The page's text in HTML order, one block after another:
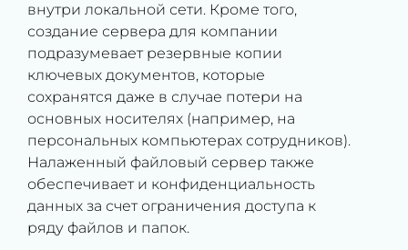
внутри локальной сети. Кроме того,
создание сервера для компании
подразумевает резервные копии
ключевых документов, которые
сохранятся даже в случае потери на
основных носителях (например, на
персональных компьютерах сотрудников).
Налаженный файловый сервер также
обеспечивает и конфиденциальность
данных за счет ограничения доступа к
ряду файлов и папок.